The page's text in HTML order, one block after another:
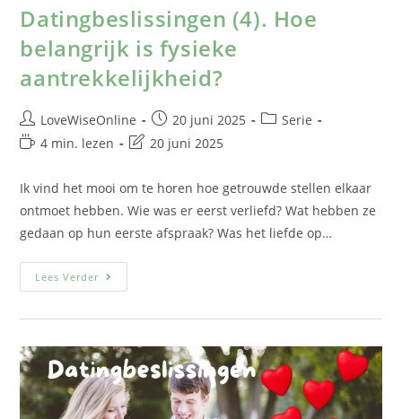
Datingbeslissingen (4). Hoe
belangrijk is fysieke
aantrekkelijkheid?
LoveWiseOnline 20 juni 2025
Serie
4 min. lezen
20 juni 2025
Ik vind het mooi om te horen hoe getrouwde stellen elkaar
ontmoet hebben. Wie was er eerst verliefd? Wat hebben ze
gedaan op hun eerste afspraak? Was het liefde op…
Lees Verder